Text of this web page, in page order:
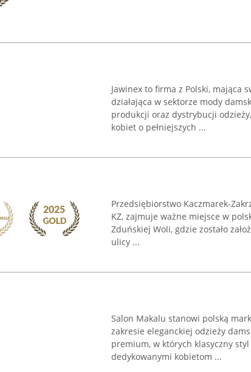
Jawinex to firma z Polski, mająca
działająca w sektorze mody
produkcji oraz dystrybucji
kobiet o pełniejszych ...
Przedsiębiorstwo Kaczmarek-
KZ, zajmuje ważne miejsce w
Zduńskiej Woli, gdzie zostało
ulicy ...
Salon Makalu stanowi polską
zakresie eleganckiej odzieży
premium, w których klasyczny
dedykowanymi kobietom ...